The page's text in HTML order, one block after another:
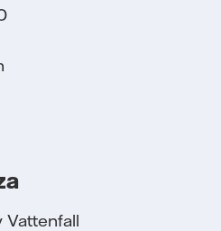
Vattenfall